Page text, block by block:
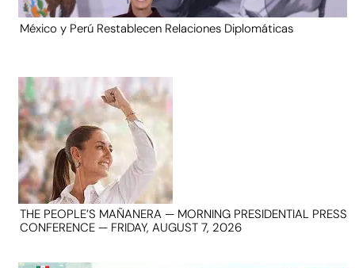
México y Perú Restablecen Relaciones Diplomáticas
THE PEOPLE’S MAÑANERA — MORNING PRESIDENTIAL PRESS
CONFERENCE — FRIDAY, AUGUST 7, 2026